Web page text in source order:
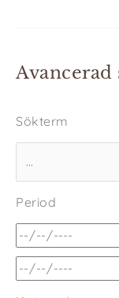
Avancerad
Sökterm
Period